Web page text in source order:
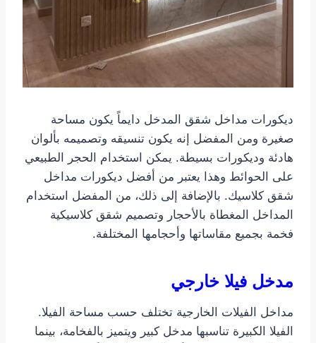
ديكورات مداخل شقق المدخل دايماً يكون مساحة
صغيرة ومن المفضل إنه يكون تنسيقه وتصميمه بألوان
هادئة وديكورات بسيطة. يمكن استخدام الحجر الطبيعي
على الحوائط وهذا يعتبر من أفضل ديكورات مداخل
شقق كلاسيك. بالإضافة إلى ذلك، من المفضل استخدام
المداخل المغطاة بالأحجار وتصميم شقق كلاسيكية
فخمة بجميع مقاساتها وأحجامها المختلفة.
مدخل فيلا خارجي
مداخل الفيلات الخارجية تختلف حسب مساحة الفيلا.
الفيلا الكبيرة تناسبها مدخل كبير ويتميز بالفخامة، بينما